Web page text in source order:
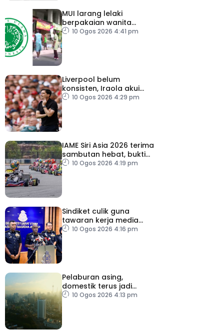
MUI larang lelaki
berpakaian wanita
sempena Hari
10 Ogos 2026 4:41 pm
Liverpool belum
konsisten, Iraola akui
masih banyak perlu
10 Ogos 2026 4:29 pm
IAME Siri Asia 2026 terima
sambutan hebat, bukti
Malaysia bertaraf dunia
10 Ogos 2026 4:19 pm
Sindiket culik guna
tawaran kerja media
sosial tumpas
10 Ogos 2026 4:16 pm
Pelaburan asing,
domestik terus jadi
pemangkin pertumbuhan
10 Ogos 2026 4:13 pm